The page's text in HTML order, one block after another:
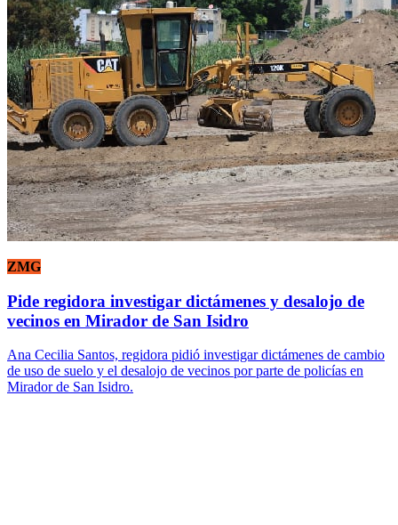
ZMG
Pide regidora investigar dictámenes y desalojo de
vecinos en Mirador de San Isidro
Ana Cecilia Santos, regidora pidió investigar dictámenes de cambio
de uso de suelo y el desalojo de vecinos por parte de policías en
Mirador de San Isidro.